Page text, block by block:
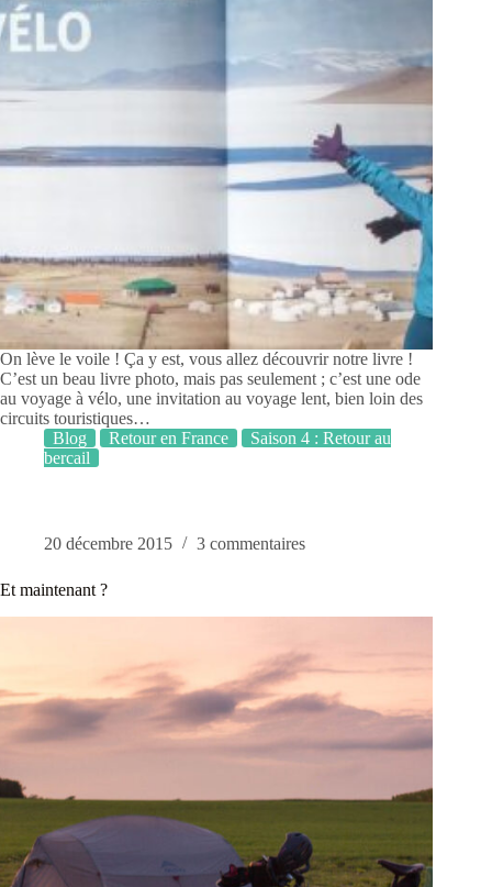
On lève le voile ! Ça y est, vous allez découvrir notre livre !
C’est un beau livre photo, mais pas seulement ; c’est une ode
au voyage à vélo, une invitation au voyage lent, bien loin des
circuits touristiques…
Blog
Retour en France
Saison 4 : Retour au
bercail
20 décembre 2015 3 commentaires
Et maintenant ?